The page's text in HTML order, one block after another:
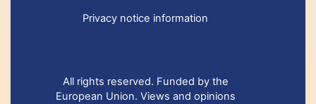
Privacy notice information
All rights reserved. Funded by the
European Union. Views and opinions